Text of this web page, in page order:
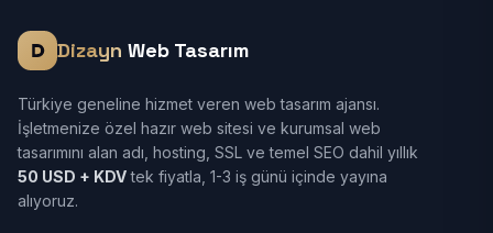
Dizayn Web Tasarım
Türkiye geneline hizmet veren web tasarım ajansı.
İşletmenize özel hazır web sitesi ve kurumsal web
tasarımını alan adı, hosting, SSL ve temel SEO dahil yıllık
50 USD + KDVtek fiyatla, 1-3 iş günü içinde yayına
alıyoruz.